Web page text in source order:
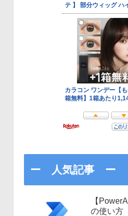
ー 人気記事 ー
【
の使い方